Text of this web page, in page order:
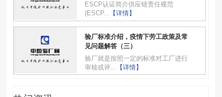
ESCP认证简介供应链责任规范
(ESCP... 【详情】
验厂标准介绍，疫情下劳工政策及常
见问题解答（三）
验厂就是按照一定的标准对工厂进行
审核或评... 【详情】